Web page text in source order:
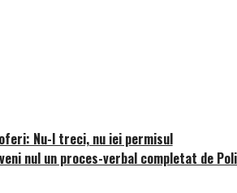
Nu-l treci, nu iei permisul
nul un proces-verbal completat de